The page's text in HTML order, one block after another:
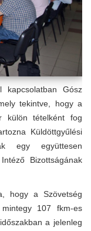
kapcsolatban Gósz
tekintve, hogy a
külön tételként fog
Küldöttgyűlési
egy együttesen
Bizottságának
hogy a Szövetség
107 fkm-es
a jelenleg